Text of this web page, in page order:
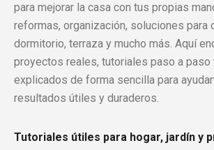
window
para mejorar la casa con tus propias
reformas, organización, soluciones para
dormitorio, terraza y mucho más. Aquí
proyectos reales, tutoriales paso a paso
explicados de forma sencilla para
resultados útiles y duraderos.
Tutoriales útiles para hogar, jardín y